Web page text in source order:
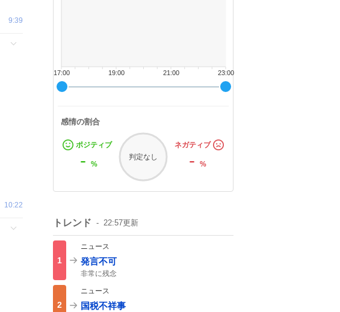
9:39
10:22
23:00
21:00
19:00
17:00
感情の割合
ポジティブ
- %
判定なし
ネガティブ
-%
トレンド 22:57更新
1
ニュース
発言不可
非常に残念
2
ニュース
国税不祥事